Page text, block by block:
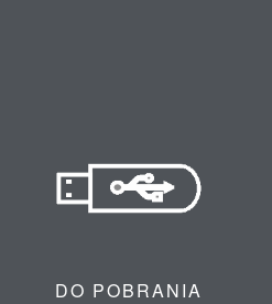
DO POBRANIA